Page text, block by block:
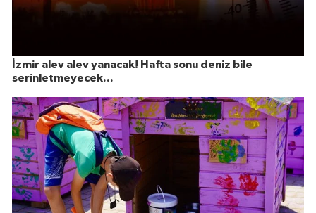
İzmir alev alev yanacak! Hafta sonu deniz bile
serinletmeyecek...